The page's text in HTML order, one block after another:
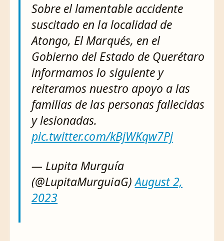
Sobre el lamentable accidente
suscitado en la localidad de
Atongo, El Marqués, en el
Gobierno del Estado de Querétaro
informamos lo siguiente y
reiteramos nuestro apoyo a las
familias de las personas fallecidas
y lesionadas.
pic.twitter.com/kBjWKqw7Pj
— Lupita Murguía
(@LupitaMurguiaG)August 2,
2023